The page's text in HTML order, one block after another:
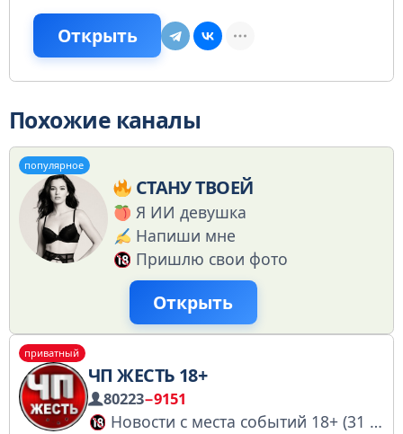
Открыть
Похожие каналы
популярное
СТАНУ ТВОЕЙ
Я ИИ девушка
Напиши мне
Пришлю свои фото
Открыть
приватный
ЧП ЖЕСТЬ 18+
80223−9151
Новости с места событий 18+ (31 друг подписан) Админ: @meneger_chp